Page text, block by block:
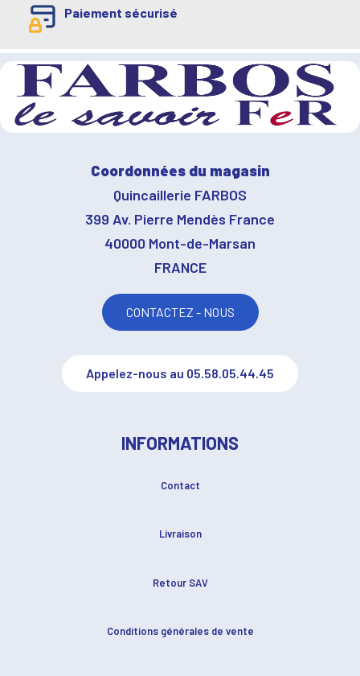
Paiement sécurisé
Coordonnées du magasin
Quincaillerie FARBOS
399 Av. Pierre Mendès France
40000 Mont-de-Marsan
FRANCE
CONTACTEZ - NOUS
Appelez-nous au 05.58.05.44.45
INFORMATIONS
Contact
Livraison
Retour SAV
Conditions générales de vente